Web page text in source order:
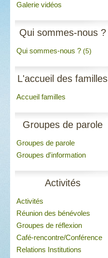
Galerie vidéos
Qui sommes-nous ?
Qui sommes-nous ? (5)
L'accueil des familles
Accueil familles
Groupes de parole
Groupes de parole
Groupes d'information
Activités
Activités
Réunion des bénévoles
Groupes de réflexion
Café-rencontre/Conférence
Relations Institutions